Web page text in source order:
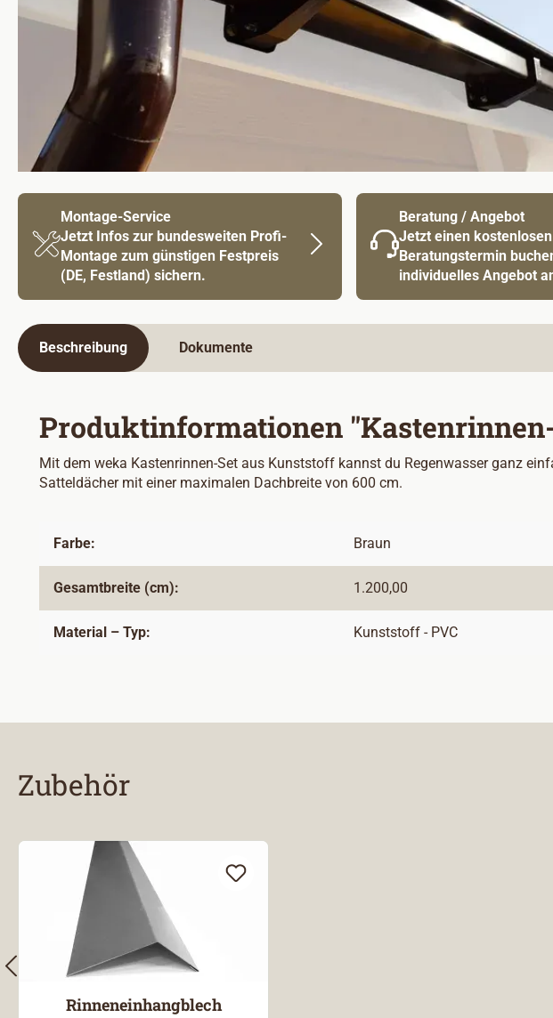
Montage-Service
Jetzt Infos zur bundesweiten Profi-
Montage zum günstigen Festpreis
(DE, Festland) sichern.
Beratung / Angebot
Jetzt einen kostenlosen
Beratungstermin
individuelles Angebot
Beschreibung Dokumente
Produktinformationen
Mit dem weka Kastenrinnen-Set aus Kunststoff kannst du Regenwasser ganz
Satteldächer mit einer maximalen Dachbreite von 600 cm.
Farbe: Braun
Gesamtbreite (cm): 1.200,00
Material – Typ: Kunststoff - PVC
Zubehör
Rinneneinhangblech